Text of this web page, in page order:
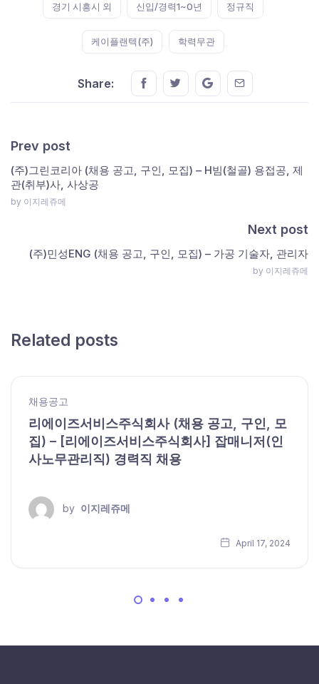
경기 시흥시 외 신입/경력1~0년 정규직
케이플랜텍(주) 학력무관
Share: Share this on FaceBook
Share this on Twitter
Share this on GMail
Share this on
Prev post
(주)그린코리아 (채용 공고, 구인, 모집) – H빔(철골) 용접공, 제
관(취부)사, 사상공
by 이지레쥬메
Next post
(주)민성ENG (채용 공고, 구인, 모집) – 가공 기술자, 관리자
by 이지레쥬메
Related posts
채용공고
리에이즈서비스주식회사 (채용 공고, 구인, 모
집) – [리에이즈서비스주식회사] 잡매니저(인
사노무관리직) 경력직 채용
by 이지레쥬메
April 17, 2024